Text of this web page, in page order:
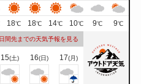
18℃ 18℃ 14℃ 10℃ 9℃ 9℃
間先までの天気予報を見る
15(土) 16(日) 17(月)